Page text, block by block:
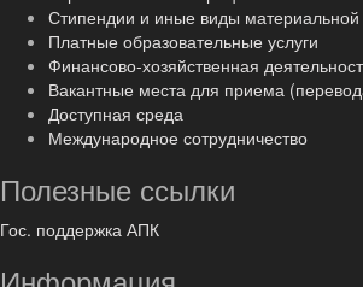
Стипендии и иные виды материальной
Платные образовательные услуги
Финансово-хозяйственная
Вакантные места для приема
Доступная среда
Международное сотрудничество
Полезные ссылки
Гос. поддержка АПК